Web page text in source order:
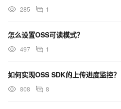
285 1
怎么设置OSS可读模式？
497 1
如何实现OSS SDK的上传进度监控？
808 8